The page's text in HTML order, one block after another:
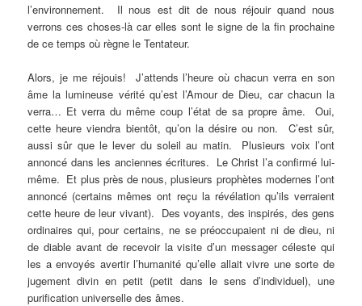
l’environnement. Il nous est dit de nous réjouir quand nous
verrons ces choses-là car elles sont le signe de la fin prochaine
de ce temps où règne le Tentateur.
Alors, je me réjouis! J’attends l’heure où chacun verra en son
âme la lumineuse vérité qu’est l’Amour de Dieu, car chacun la
verra… Et verra du même coup l’état de sa propre âme. Oui,
cette heure viendra bientôt, qu’on la désire ou non. C’est sûr,
aussi sûr que le lever du soleil au matin. Plusieurs voix l’ont
annoncé dans les anciennes écritures. Le Christ l’a confirmé lui-
même. Et plus près de nous, plusieurs prophètes modernes l’ont
annoncé (certains mêmes ont reçu la révélation qu’ils verraient
cette heure de leur vivant). Des voyants, des inspirés, des gens
ordinaires qui, pour certains, ne se préoccupaient ni de dieu, ni
de diable avant de recevoir la visite d’un messager céleste qui
les a envoyés avertir l’humanité qu’elle allait vivre une sorte de
jugement divin en petit (petit dans le sens d’individuel), une
purification universelle des âmes.